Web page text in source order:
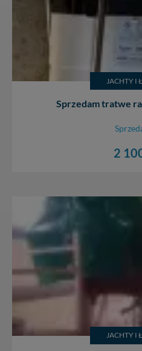
JACHTY I
Sprzedam tratwe
2
JACHTY I